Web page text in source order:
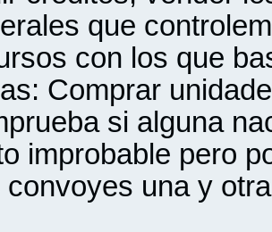
que
con los que
Comprar
si alguna
improbable pero
convoyes una y